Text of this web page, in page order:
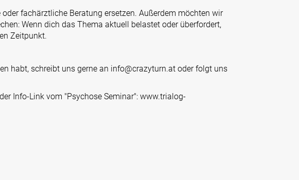
fachärztliche Beratung ersetzen. Außerdem möchten wir
Wenn dich das Thema aktuell belastet oder überfordert,
Zeitpunkt.
habt, schreibt uns gerne an info@crazyturn.at oder folgt uns
Info-Link vom "Psychose Seminar": www.trialog-